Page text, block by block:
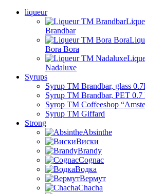
liqueur
Brandbar
Bora Bora
Nadaluxe
Syrups
Syrup TM Brandbar, glass 0.7l
Syrup TM Brandbar, PET 0.7
Syrop TM Coffeeshop
Syrup TM Giffard
Strong
Absinthe
Виски
Brandy
Cognac
Водка
Вермут
Chacha